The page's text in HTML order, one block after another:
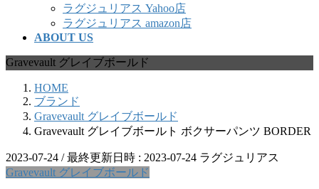
ラグジュリアス Yahoo店
ラグジュリアス amazon店
ABOUT US
Gravevault グレイブボールド
HOME
ブランド
Gravevault グレイブボールド
Gravevault グレイブボールト ボクサーパンツ BORDER
2023-07-24 / 最終更新日時 : 2023-07-24 ラグジュリアス
Gravevault グレイブボールド